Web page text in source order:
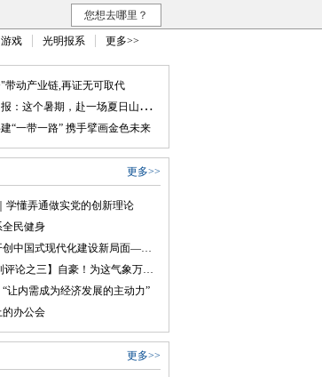
您想去哪里？
游戏 光明报系 更多>>